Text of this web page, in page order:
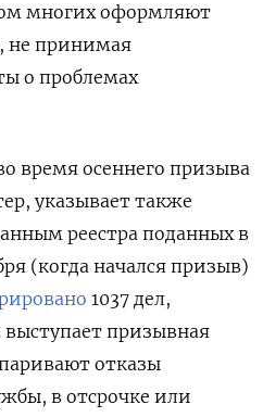
многих оформляют
не принимая
о проблемах
время осеннего призыва
указывает также
реестра поданных в
(когда начался призыв)
1037 дел,
призывная
отказы
в отсрочке или